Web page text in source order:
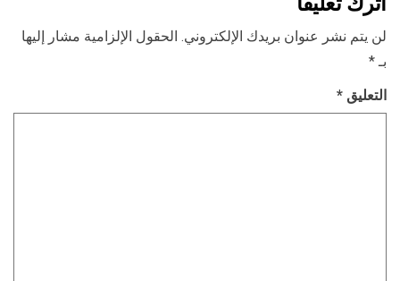
لن يتم نشر عنوان بريدك الإلكتروني. الحقول الإلزامية مشار إليها
بـ*
التعليق *